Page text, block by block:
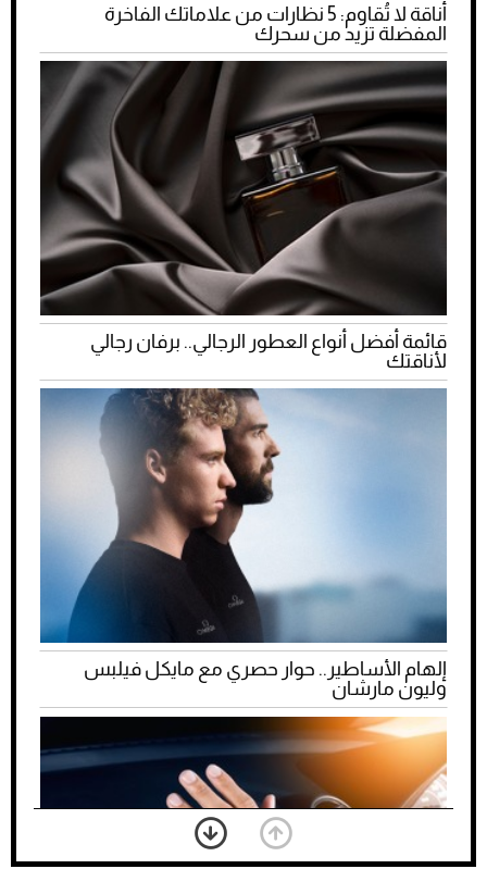
أناقة لا تُقاوم: 5 نظارات من علاماتك الفاخرة
المفضلة تزيد من سحرك
قائمة أفضل أنواع العطور الرجالي.. برفان رجالي
لأناقتك
إلهام الأساطير.. حوار حصري مع مايكل فيلبس
وليون مارشان